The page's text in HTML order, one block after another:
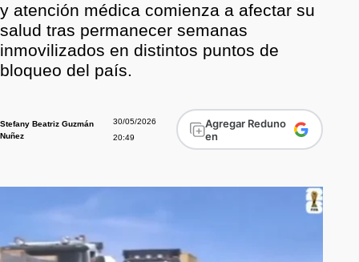
y atención médica comienza a afectar su
salud tras permanecer semanas
inmovilizados en distintos puntos de
bloqueo del país.
Stefany Beatriz Guzmán
Nuñez
30/05/2026
20:49
Agregar Reduno
en